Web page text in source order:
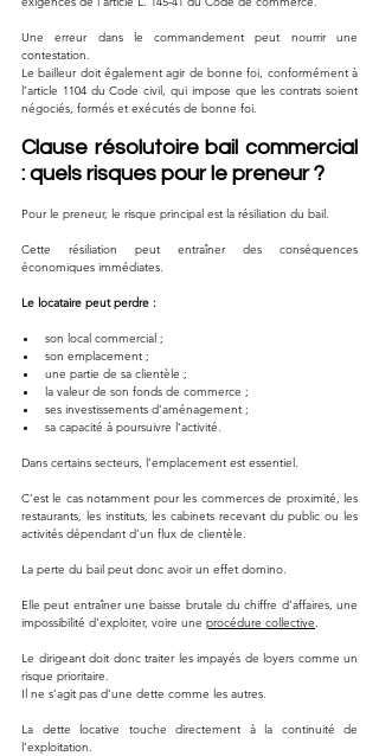
Une erreur dans le commandement peut nourrir une
contestation.
Le bailleur doit également agir de bonne foi, conformément à
l’article 1104 du Code civil, qui impose que les contrats soient
négociés, formés et exécutés de bonne foi.
Clause résolutoire bail commercial
: quels risques pour le preneur ?
Pour le preneur, le risque principal est la résiliation du bail.
Cette résiliation peut entraîner des conséquences
économiques immédiates.
Le locataire peut perdre :
son local commercial ;
son emplacement ;
une partie de sa clientèle ;
la valeur de son fonds de commerce ;
ses investissements d’aménagement ;
sa capacité à poursuivre l’activité.
Dans certains secteurs, l’emplacement est essentiel.
C’est le cas notamment pour les commerces de proximité, les
restaurants, les instituts, les cabinets recevant du public ou les
activités dépendant d’un flux de clientèle.
La perte du bail peut donc avoir un effet domino.
Elle peut entraîner une baisse brutale du chiffre d’affaires, une
impossibilité d’exploiter, voire une procédure collective
Le dirigeant doit donc traiter les impayés de loyers comme un
risque prioritaire.
Il ne s’agit pas d’une dette comme les autres.
La dette locative touche directement à la continuité de
l’exploitation.